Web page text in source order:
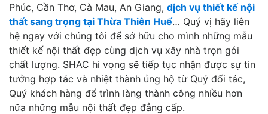
Phúc, Cần Thơ, Cà Mau, An Giang, dịch vụ thiết kế nội
thất sang trọng tại Thừa Thiên Huế… Quý vị hãy liên
hệ ngay với chúng tôi để sở hữu cho mình những mẫu
thiết kế nội thất đẹp cùng dịch vụ xây nhà trọn gói
chất lượng. SHAC hi vọng sẽ tiếp tục nhận được sự tin
tưởng hợp tác và nhiệt thành ủng hộ từ Quý đối tác,
Quý khách hàng để trình làng thành công nhiều hơn
nữa những mẫu nội thất đẹp đẳng cấp.